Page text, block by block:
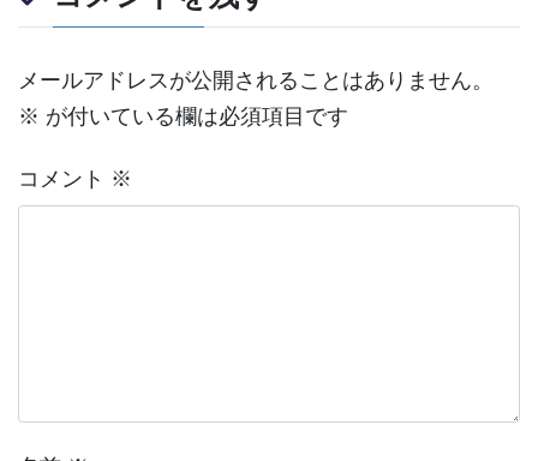
メールアドレスが公開されることはありません。
※ が付いている欄は必須項目です
コメント ※